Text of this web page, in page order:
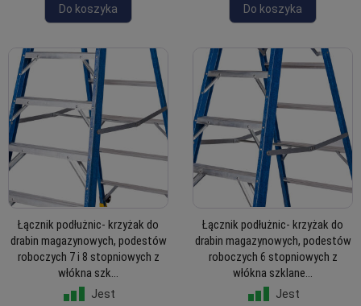
Do koszyka Do koszyka
Łącznik podłużnic- krzyżak do
drabin magazynowych, podestów
roboczych 7 i 8 stopniowych z
włókna szk...
Jest
Łącznik podłużnic- krzyżak do
drabin magazynowych, podestów
roboczych 6 stopniowych z
włókna szklane...
Jest